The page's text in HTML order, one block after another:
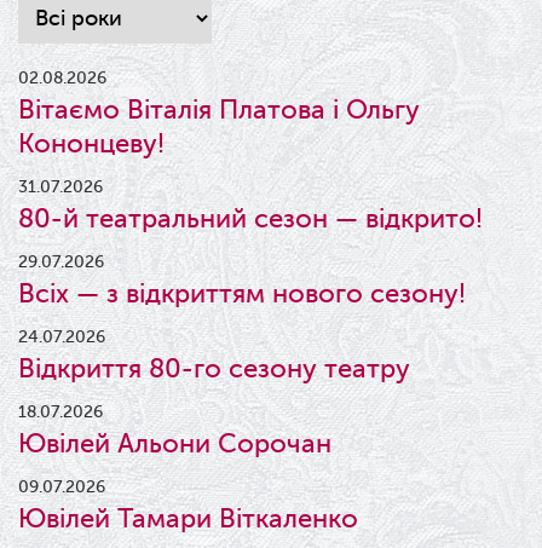
02.08.2026
Вітаємо Віталія Платова і Ольгу
Кононцеву!
31.07.2026
80-й театральний сезон — відкрито!
29.07.2026
Всіх — з відкриттям нового сезону!
24.07.2026
Відкриття 80-го сезону театру
18.07.2026
Ювілей Альони Сорочан
09.07.2026
Ювілей Тамари Віткаленко